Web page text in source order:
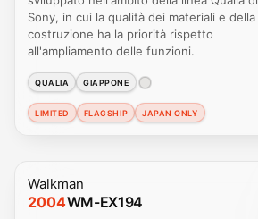
Sony, in cui la qualità dei materiali e della
costruzione ha la priorità rispetto
all'ampliamento delle funzioni.
QUALIA GIAPPONE
LIMITED FLAGSHIP JAPAN ONLY
Walkman
2004WM-EX194